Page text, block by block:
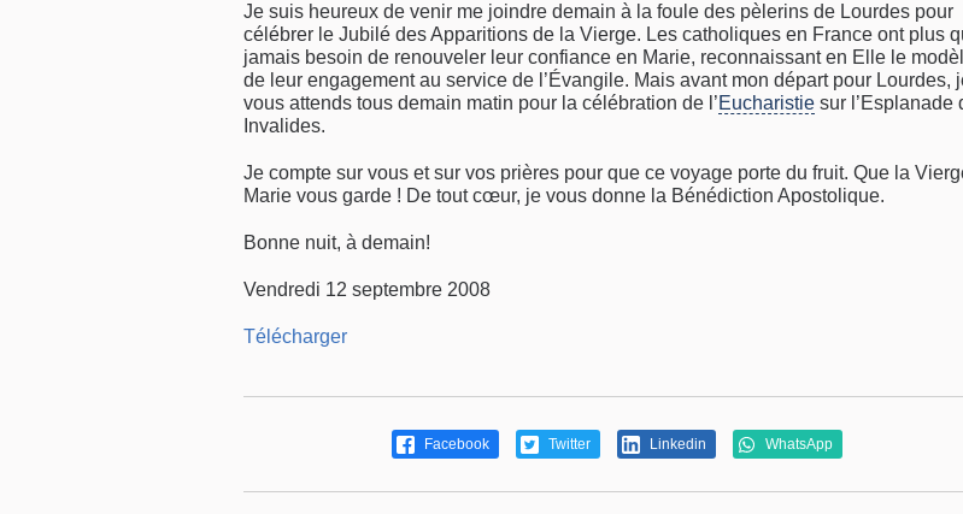
Je suis heureux de venir me joindre demain à la foule des pèlerins de Lourdes pour
célébrer le Jubilé des Apparitions de la Vierge. Les catholiques en France ont plus
jamais besoin de renouveler leur confiance en Marie, reconnaissant en Elle le
de leur engagement au service de l’Évangile. Mais avant mon départ pour Lourdes,
vous attends tous demain matin pour la célébration de l’Eucharistie sur l’Esplanade
Invalides.
Je compte sur vous et sur vos prières pour que ce voyage porte du fruit. Que la
Marie vous garde ! De tout cœur, je vous donne la Bénédiction Apostolique.
Bonne nuit, à demain!
Vendredi 12 septembre 2008
Télécharger
Facebook Twitter Linkedin WhatsApp